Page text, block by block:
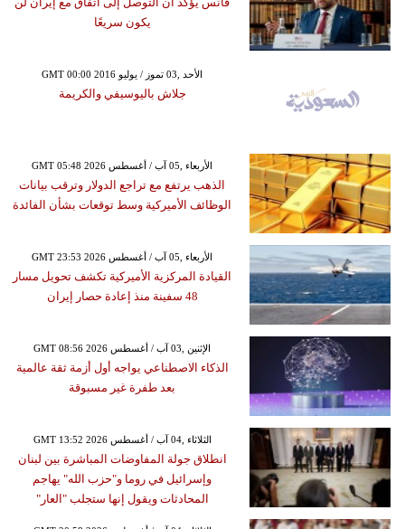
يكون سريعًا
GMT 00:00 2016 الأحد ,03 تموز / يوليو
جلاش باليوسيفي والكريمة
GMT 05:48 2026 الأربعاء ,05 آب / أغسطس
الذهب يرتفع مع تراجع الدولار وترقب بيانات
الوظائف الأميركية وسط توقعات بشأن الفائدة
GMT 23:53 2026 الأربعاء ,05 آب / أغسطس
القيادة المركزية الأميركية تكشف تحويل مسار
48 سفينة منذ إعادة حصار إيران
GMT 08:56 2026 الإثنين ,03 آب / أغسطس
الذكاء الاصطناعي يواجه أول أزمة ثقة عالمية
بعد طفرة غير مسبوقة
GMT 13:52 2026 الثلاثاء ,04 آب / أغسطس
انطلاق جولة المفاوضات المباشرة بين لبنان
وإسرائيل في روما و"حزب الله" يهاجم
المحادثات ويقول إنها ستجلب "العار"